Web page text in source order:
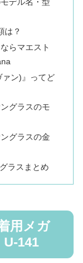
デル名・型
は？
らマエスト
ァン)』ってど
グラスのモ
グラスの金
ラスまとめ
用メガ
U-141